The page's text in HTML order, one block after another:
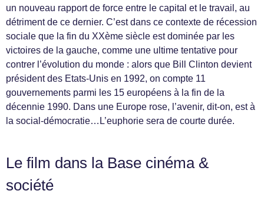
un nouveau rapport de force entre le capital et le travail, au
détriment de ce dernier. C’est dans ce contexte de récession
sociale que la fin du XXème siècle est dominée par les
victoires de la gauche, comme une ultime tentative pour
contrer l’évolution du monde : alors que Bill Clinton devient
président des Etats-Unis en 1992, on compte 11
gouvernements parmi les 15 européens à la fin de la
décennie 1990. Dans une Europe rose, l’avenir, dit-on, est à
la social-démocratie…L’euphorie sera de courte durée.
Le film dans la Base cinéma &
société